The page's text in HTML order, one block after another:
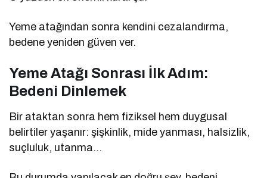
Yeme atağından sonra kendini cezalandırma,
bedene yeniden güven ver.
Yeme Atağı Sonrası İlk Adım:
Bedeni Dinlemek
Bir ataktan sonra hem fiziksel hem duygusal
belirtiler yaşanır: şişkinlik, mide yanması, halsizlik,
suçluluk, utanma…